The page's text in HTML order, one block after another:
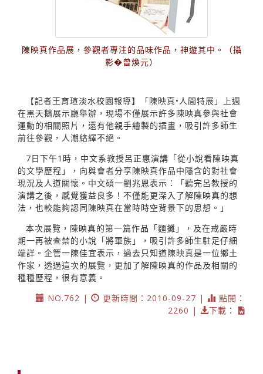
陳映真作品展，參觀者專注的品味作品，神遊其中。（攝
影�曾煥元）
【記者王育瑄淡水校園報導】「陳映真•人間特展」上週
在黑天鵝展示廳舉辦，現場不僅展示許多陳映真參與社會
運動的相關照片，還有他親手繪製的插畫，吸引許多師生
前往參觀，人潮絡繹不絕。
7日下午1時，中文系教授呂正惠演講「從小說看陳映真
的文學歷程」，向與會者分享陳映真作品中隱含的對社會
現況及人道關懷。中文碩一劉兆恩表示：「聽完呂教授的
演講之後，感覺獲益良多！不僅能更深入了解陳映真的想
法，也較能夠認同陳映真在當時時空背景下的思想。」
本次展覽，陳映真的第一篇作品「麵攤」，及在戒嚴時
期一再被查禁的小說「將軍族」，吸引許多師生駐足仔細
端詳。企管一陳佳宜表示，過去只知道陳映真是一位鄉土
作家，透過這次的展覽，更加了解陳映真的作品及相關的
種種歷程，很有意義。
NO.762 |
更新時間：2010-09-27 |
點閱：
2260 |
下載：